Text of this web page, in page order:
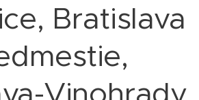
Bratislava